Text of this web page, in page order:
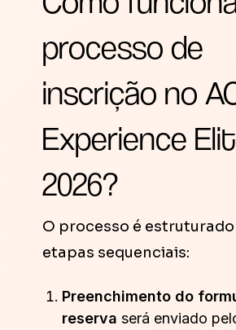
processo de
inscrição no
Experience
2026?
O processo é
etapas sequenciais:
Preenchimento do
reserva será enviado